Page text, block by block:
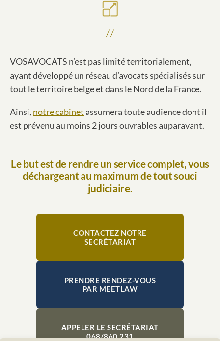
VOSAVOCATS n’est pas limité territorialement,
ayant développé un réseau d’avocats spécialisés sur
tout le territoire belge et dans le Nord de la France.
Ainsi, notre cabinet assumera toute audience dont il
est prévenu au moins 2 jours ouvrables auparavant.
Le but est de rendre un service complet, vous
déchargeant au maximum de tout souci
judiciaire.
CONTACTEZ NOTRE
SECRÉTARIAT
PRENDRE RENDEZ-VOUS
PAR MEETLAW
APPELER LE SECRÉTARIAT
068/860.231